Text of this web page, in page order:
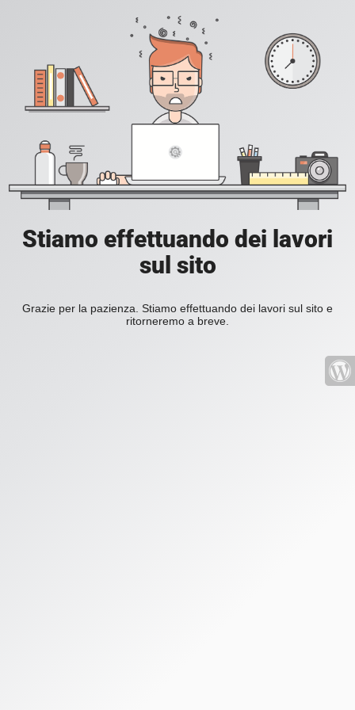
Stiamo effettuando dei lavori
sul sito
Grazie per la pazienza. Stiamo effettuando dei lavori sul sito e
ritorneremo a breve.